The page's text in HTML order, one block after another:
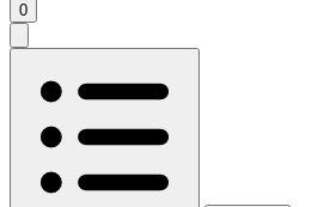
0